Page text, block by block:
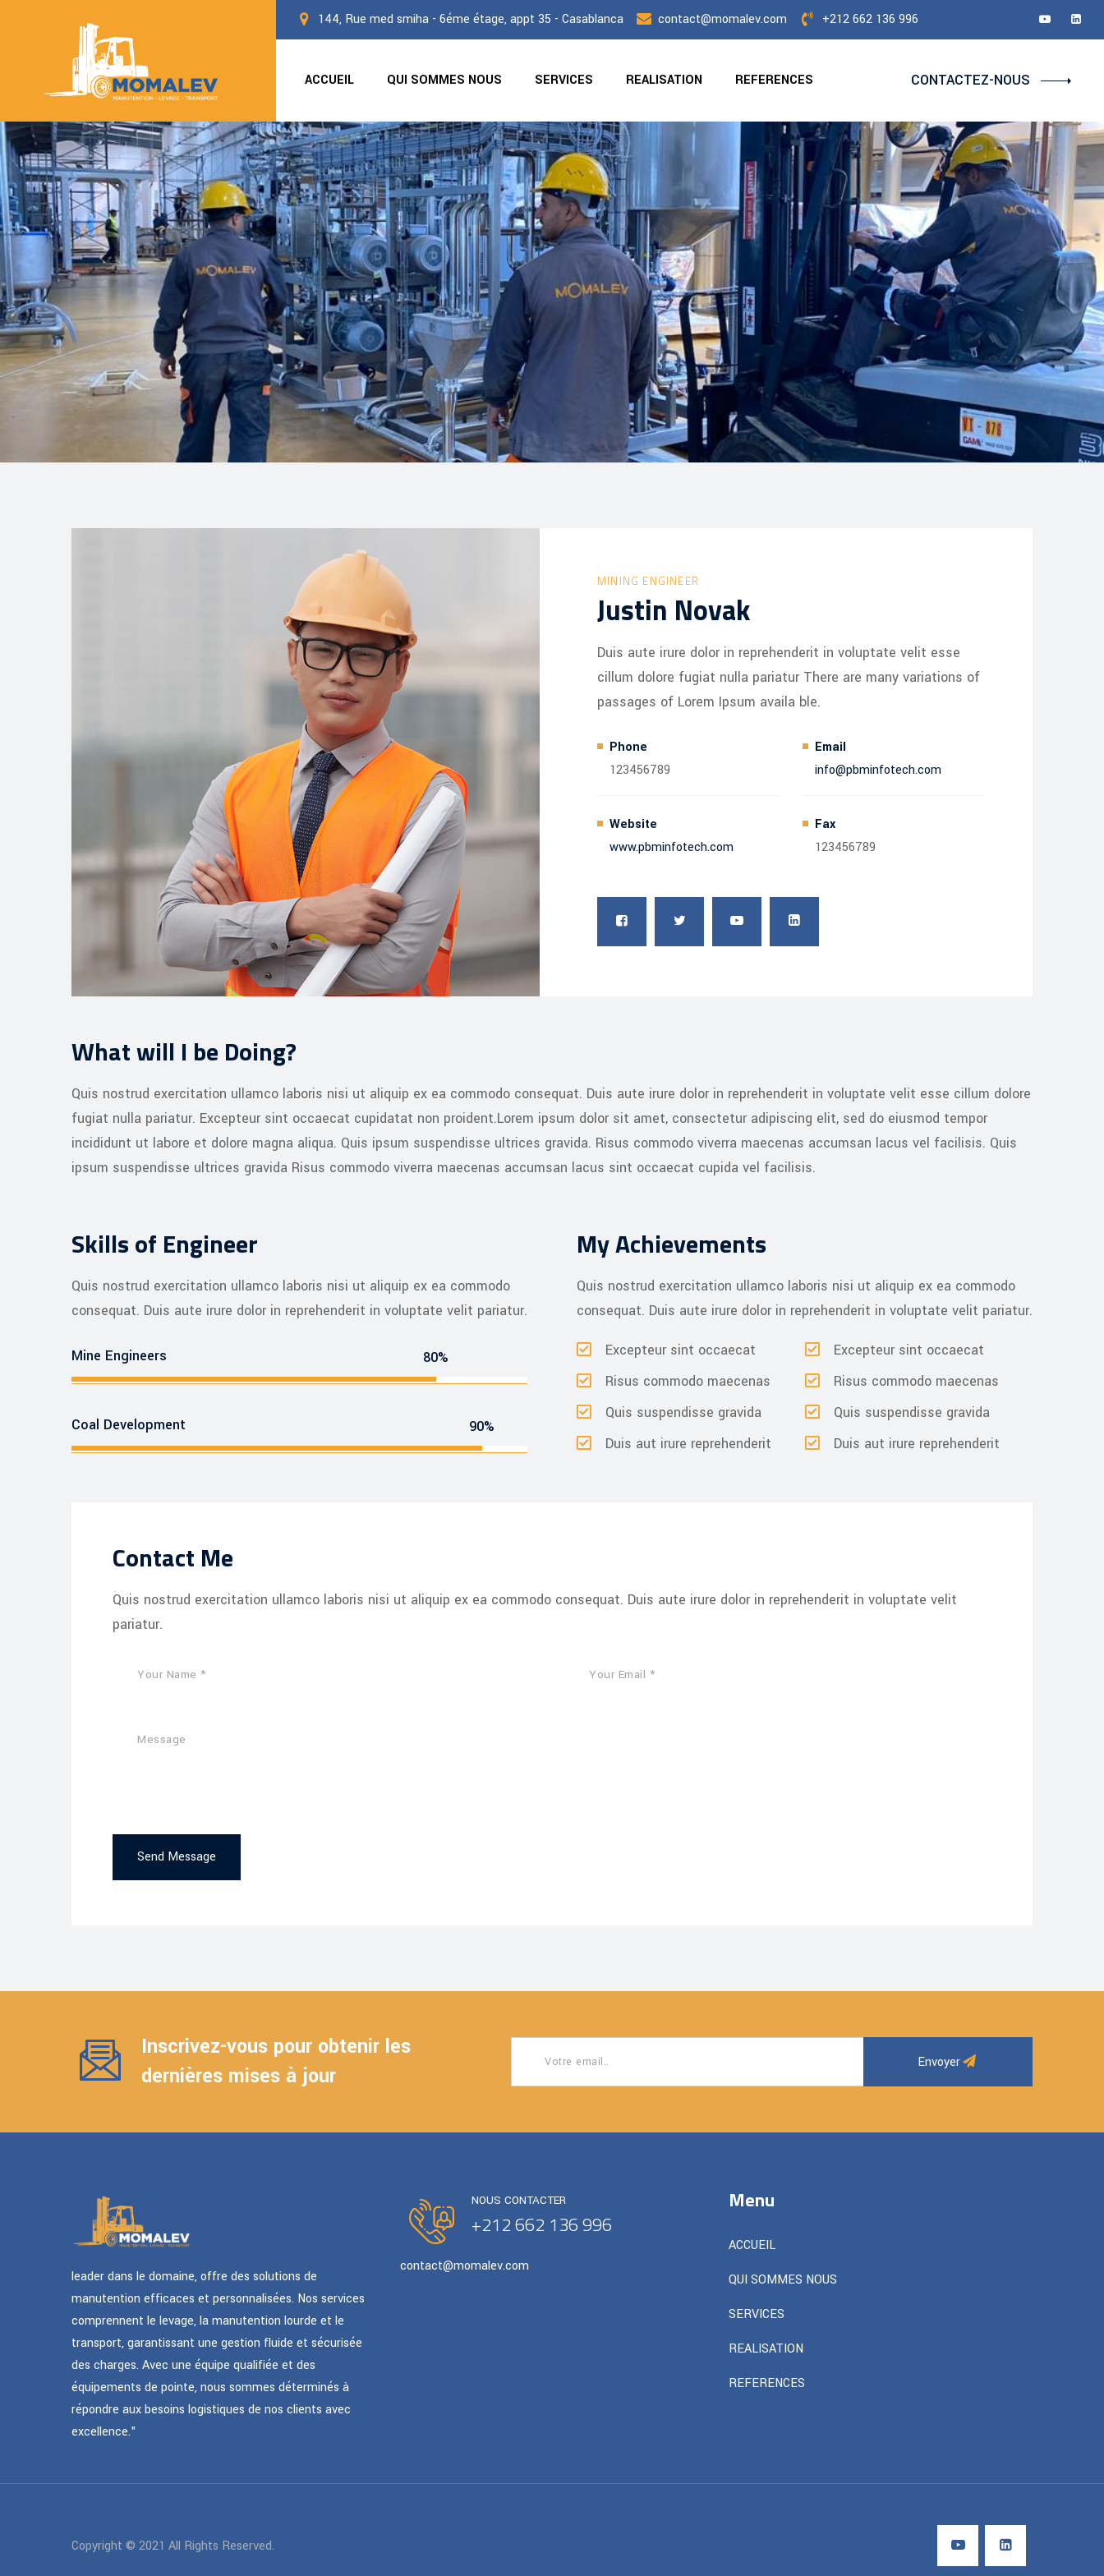
144, Rue med smiha - 6éme étage, appt 35 - Casablanca contact@momalev.com +212 662 136 996
ACCUEIL QUI SOMMES NOUS SERVICES REALISATION REFERENCES CONTACTEZ-NOUS
MINING ENGINEER
Justin Novak
Duis aute irure dolor in reprehenderit in voluptate velit esse
cillum dolore fugiat nulla pariatur There are many variations of
passages of Lorem Ipsum availa ble.
Phone
123456789
Email
info@pbminfotech.com
Website
www.pbminfotech.com
Fax
123456789
What will I be Doing?
Quis nostrud exercitation ullamco laboris nisi ut aliquip ex ea commodo consequat. Duis aute irure dolor in reprehenderit in voluptate velit esse cillum dolore
fugiat nulla pariatur. Excepteur sint occaecat cupidatat non proident.Lorem ipsum dolor sit amet, consectetur adipiscing elit, sed do eiusmod tempor
incididunt ut labore et dolore magna aliqua. Quis ipsum suspendisse ultrices gravida. Risus commodo viverra maecenas accumsan lacus vel facilisis. Quis
ipsum suspendisse ultrices gravida Risus commodo viverra maecenas accumsan lacus sint occaecat cupida vel facilisis.
Skills of Engineer
Quis nostrud exercitation ullamco laboris nisi ut aliquip ex ea commodo
consequat. Duis aute irure dolor in reprehenderit in voluptate velit pariatur.
Mine Engineers 80%
Coal Development 90%
My Achievements
Quis nostrud exercitation ullamco laboris nisi ut aliquip ex ea commodo
consequat. Duis aute irure dolor in reprehenderit in voluptate velit pariatur.
Excepteur sint occaecat
Risus commodo maecenas
Quis suspendisse gravida
Duis aut irure reprehenderit
Excepteur sint occaecat
Risus commodo maecenas
Quis suspendisse gravida
Duis aut irure reprehenderit
Contact Me
Quis nostrud exercitation ullamco laboris nisi ut aliquip ex ea commodo consequat. Duis aute irure dolor in reprehenderit in voluptate velit
pariatur.
Send Message
Inscrivez-vous pour obtenir les
dernières mises à jour
Envoyer
leader dans le domaine, offre des solutions de
manutention efficaces et personnalisées. Nos services
comprennent le levage, la manutention lourde et le
transport, garantissant une gestion fluide et sécurisée
des charges. Avec une équipe qualifiée et des
équipements de pointe, nous sommes déterminés à
répondre aux besoins logistiques de nos clients avec
excellence."
NOUS CONTACTER
+212 662 136 996
contact@momalev.com
Menu
ACCUEIL
QUI SOMMES NOUS
SERVICES
REALISATION
REFERENCES
Copyright © 2021 All Rights Reserved.